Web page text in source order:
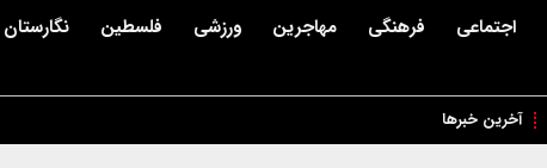
اجتماعی فرهنگی مهاجرین ورزشی فلسطین نگارستان
آخرین خبرها